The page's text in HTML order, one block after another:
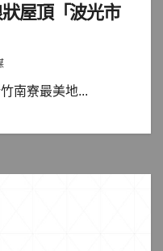
屋頂「波光市
南寮最美地...